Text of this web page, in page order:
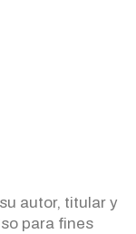
autor, titular y
para fines